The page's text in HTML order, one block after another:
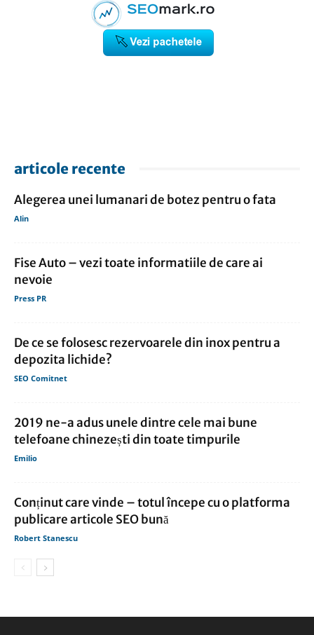
articole recente
Alegerea unei lumanari de botez pentru o fata
Alin
Fise Auto – vezi toate informatiile de care ai
nevoie
Press PR
De ce se folosesc rezervoarele din inox pentru a
depozita lichide?
SEO Comitnet
2019 ne-a adus unele dintre cele mai bune
telefoane chinezești din toate timpurile
Emilio
Conținut care vinde – totul începe cu o platforma
publicare articole SEO bună
Robert Stanescu